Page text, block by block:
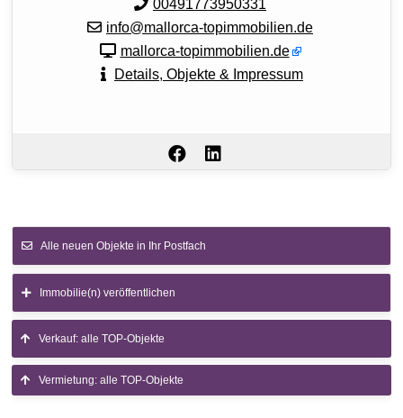
00491773950331
info@mallorca-topimmobilien.de
mallorca-topimmobilien.de
Details, Objekte & Impressum
Alle neuen Objekte in Ihr Postfach
Immobilie(n) veröffentlichen
Verkauf: alle TOP-Objekte
Vermietung: alle TOP-Objekte